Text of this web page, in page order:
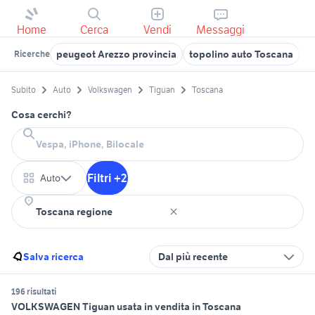
Home Cerca Vendi Messaggi
Ricerche peugeot Arezzo provincia topolino auto Toscana
Subito Auto Volkswagen Tiguan Toscana
Cosa cerchi?
Auto Filtri +2
Salva ricerca Dal più recente
196 risultati
VOLKSWAGEN Tiguan usata in vendita in Toscana